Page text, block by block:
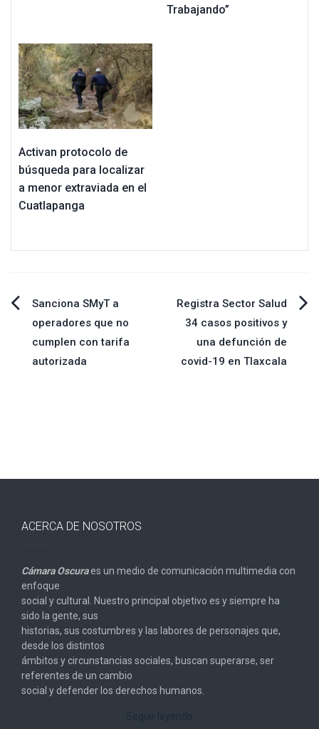
Trabajando”
Activan protocolo de
búsqueda para localizar
a menor extraviada en el
Cuatlapanga
Navegación
de
entradas
Sanciona SMyT a
operadores que no
cumplen con tarifa
autorizada
Registra Sector Salud
34 casos positivos y
una defunción de
covid-19 en Tlaxcala
ACERCA DE NOSOTROS
Cámara Oscuraes un medio de comunicación multimedia con
enfoque
social y cultural. Nuestro principal objetivo es y siempre ha
sido la gente, sus
historias, sus costumbres y las labores de personajes que,
desde los distintos
ámbitos y circunstancias sociales, buscan superarse, ser
referentes de un cambio
social y defender los derechos humanos.